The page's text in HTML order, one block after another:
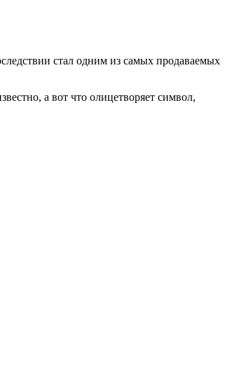
стал одним из самых продаваемых
а вот что олицетворяет символ,